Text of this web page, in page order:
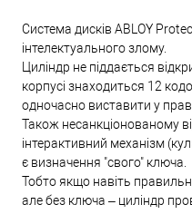
Система дисків ABLOY
інтелектуального злому.
Циліндр не піддається
корпусі знаходиться 12
одночасно виставити у
Також несанкціонованому
інтерактивний механізм
є визначення "свого" ключа.
Тобто якщо навіть
але без ключа – циліндр